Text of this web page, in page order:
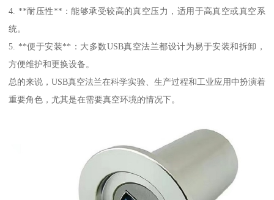
4. **耐压性**：能够承受较高的真空压力，适用于高真空或真空系
统。
5. **便于安装**：大多数USB真空法兰都设计为易于安装和拆卸，
方便维护和更换设备。
总的来说，USB真空法兰在科学实验、生产过程和工业应用中扮演着
重要角色，尤其是在需要真空环境的情况下。